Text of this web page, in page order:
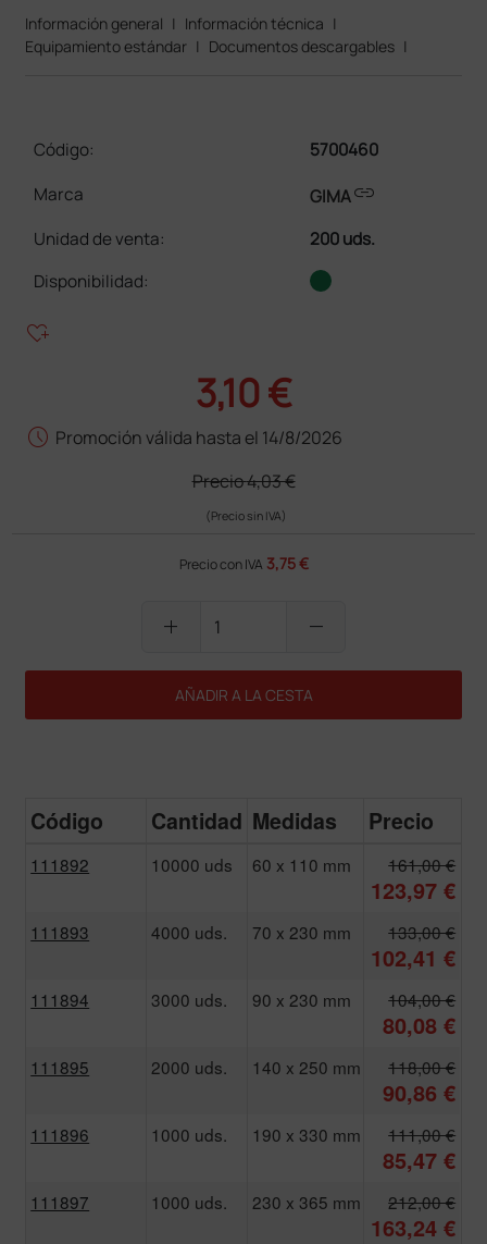
Información general | Información técnica |
Equipamiento estándar | Documentos descargables |
Código:
5700460
Marca
GIMAlink
Unidad de venta:
200 uds.
Disponibilidad:
heart_plus
3,10 €
schedule Promoción válida hasta el 14/8/2026
Precio4,03 €
(Precio sin IVA)
Precio con IVA 3,75 €
add remove
AÑADIR A LA CESTA
Código Cantidad Medidas Precio
111892 10000 uds 60 x 110 mm 161,00 €
123,97 €
111893 4000 uds. 70 x 230 mm 133,00 €
102,41 €
111894 3000 uds. 90 x 230 mm 104,00 €
80,08 €
111895 2000 uds. 140 x 250 mm 118,00 €
90,86 €
111896 1000 uds. 190 x 330 mm 111,00 €
85,47 €
111897 1000 uds. 230 x 365 mm 212,00 €
163,24 €